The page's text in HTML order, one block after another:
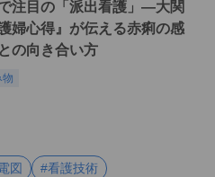
注目の「派出看護」―大関
婦心得』が伝える赤痢の感
の向き合い方
物
図
#看護技術